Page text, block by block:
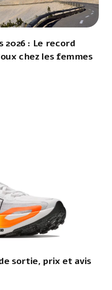
2026 : Le record
chez les femmes
sortie, prix et avis